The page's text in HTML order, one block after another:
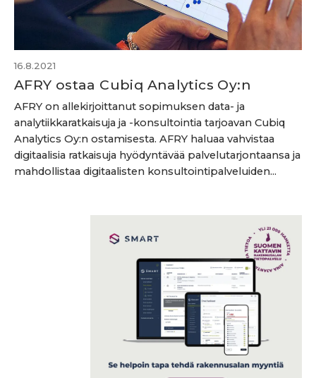
16.8.2021
AFRY ostaa Cubiq Analytics Oy:n
AFRY on allekirjoittanut sopimuksen data- ja
analytiikkaratkaisuja ja -konsultointia tarjoavan Cubiq
Analytics Oy:n ostamisesta. AFRY haluaa vahvistaa
digitaalisia ratkaisuja hyödyntävää palvelutarjontaansa ja
mahdollistaa digitaalisten konsultointipalveluiden...